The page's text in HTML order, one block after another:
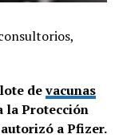
devacunas
la Protección
autorizó a Pfizer.